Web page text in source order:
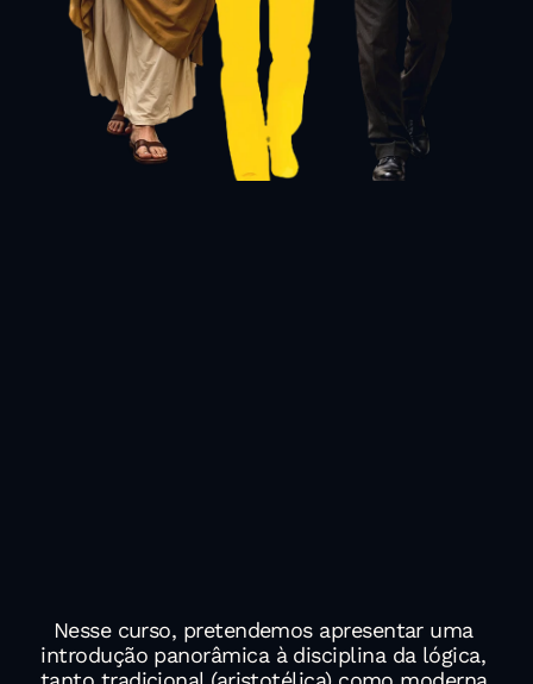
Nesse curso, pretendemos apresentar uma
introdução panorâmica à disciplina da lógica,